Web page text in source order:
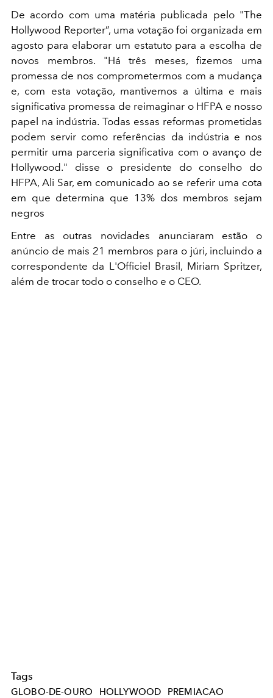
De acordo com uma matéria publicada pelo "The
Hollywood Reporter”, uma votação foi organizada em
agosto para elaborar um estatuto para a escolha de
novos membros. "Há três meses, fizemos uma
promessa de nos comprometermos com a mudança
e, com esta votação, mantivemos a última e mais
significativa promessa de reimaginar o HFPA e nosso
papel na indústria. Todas essas reformas prometidas
podem servir como referências da indústria e nos
permitir uma parceria significativa com o avanço de
Hollywood." disse o presidente do conselho do
HFPA, Ali Sar, em comunicado ao se referir uma cota
em que determina que 13% dos membros sejam
negros
Entre as outras novidades anunciaram estão o
anúncio de mais 21 membros para o júri, incluindo a
correspondente da L'Officiel Brasil, Miriam Spritzer,
além de trocar todo o conselho e o CEO.
Tags
GLOBO-DE-OURO HOLLYWOOD PREMIACAO